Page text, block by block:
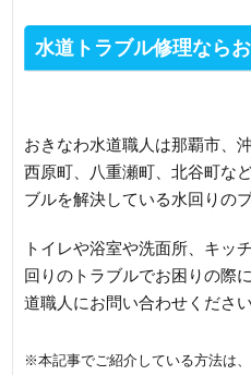
水道トラブル修理なら
おきなわ水道職人は那覇市、
西原町、八重瀬町、北谷町な
ブルを解決している水回りのプ
トイレや浴室や洗面所、キッ
回りのトラブルでお困りの際
道職人にお問い合わせください
※本記事でご紹介している方法は